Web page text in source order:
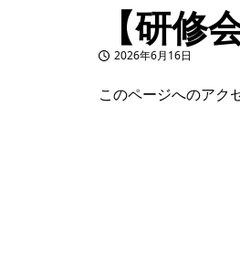
【研
投稿日2026年6月16日
このページへのアク